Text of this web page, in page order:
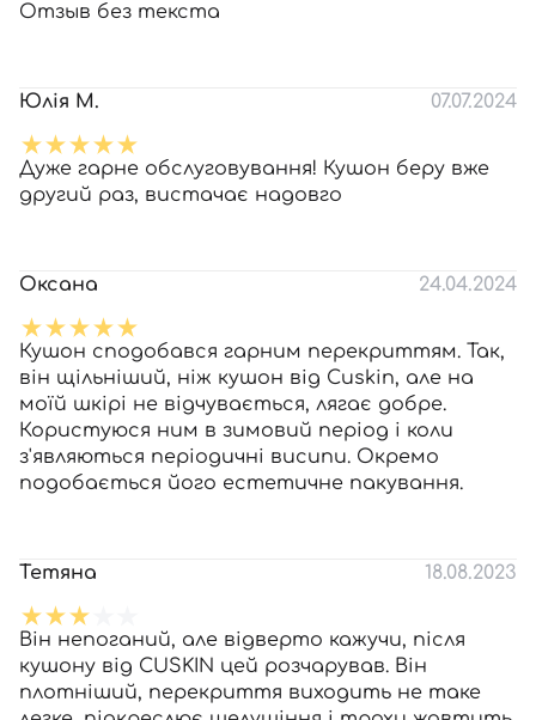
Отзыв без текста
Юлія М. 07.07.2024
Дуже гарне обслуговування! Кушон беру вже
другий раз, вистачає надовго
Оксана 24.04.2024
Кушон сподобався гарним перекриттям. Так,
він щільніший, ніж кушон від Cuskin, але на
моїй шкірі не відчувається, лягає добре.
Користуюся ним в зимовий період і коли
з'являються періодичні висипи. Окремо
подобається його естетичне пакування.
Тетяна 18.08.2023
Він непоганий, але відверто кажучи, після
кушону від CUSKIN цей розчарував. Він
плотніший, перекриття виходить не таке